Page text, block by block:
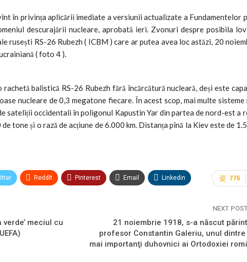
în privința aplicării imediate a versiunii actualizate a Fundamentelor
descurajării nucleare, aprobată ieri. Zvonuri despre posibila
rusești RS-26 Rubezh ( ICBM ) care ar putea avea loc astăzi, 20
( foto 4 ).
balistică RS-26 Rubezh fără încărcătură nucleară, deși este
nucleare de 0,3 megatone fiecare. În acest scop, mai multe sisteme
sateliții occidentali în poligonul Kapustin Yar din partea de nord-est a
tone și o rază de acțiune de 6.000 km. Distanța pînă la Kiev este de
776
ReddIt Pinterest Email Linkedin
meciul cu
NEXT
21 noiembrie 1918, s-a născut
profesor Constantin Galeriu, unul dintre
mai importanţi duhovnici ai Ortodoxiei